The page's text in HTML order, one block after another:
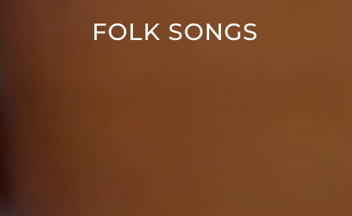
FOLK SONGS